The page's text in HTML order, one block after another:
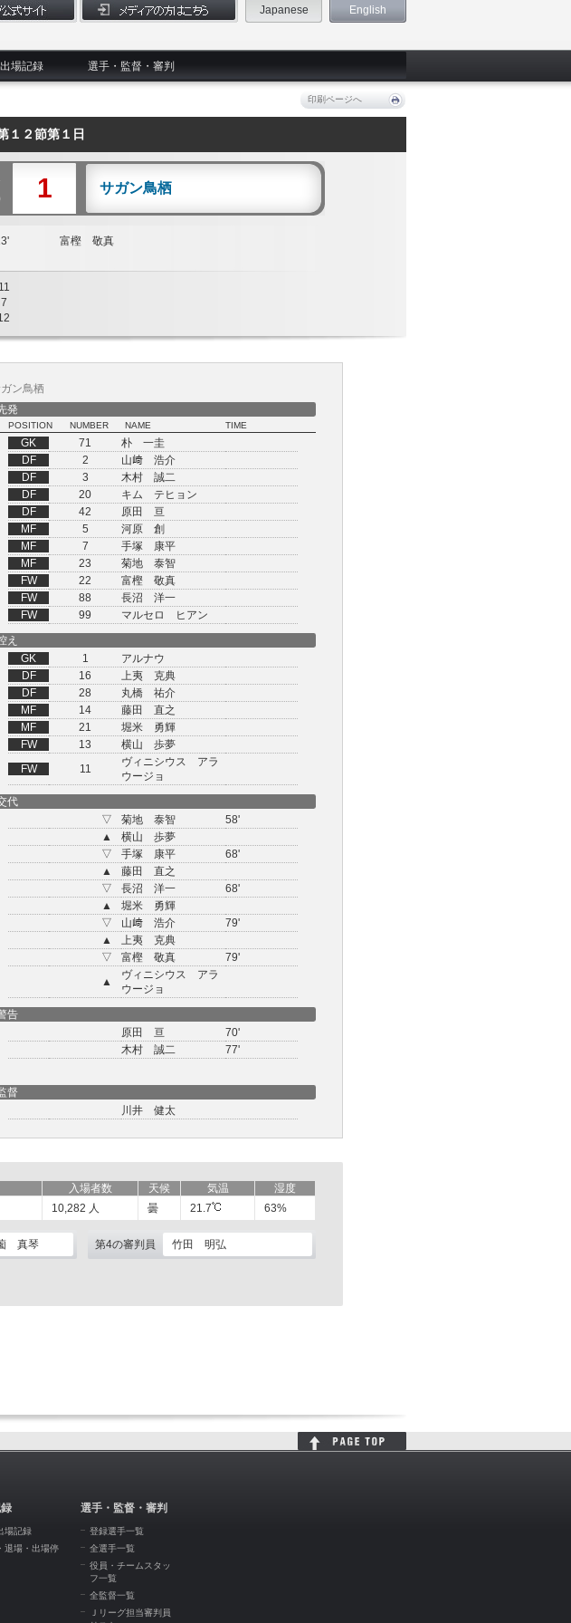
Japanese English
出場記録 選手・監督・審判
印刷ページへ
１２節第１日
1 サガン鳥栖
富樫 敬真
11
7
ン鳥栖
発
POSITION NUMBER NAME TIME
GK 71
朴 一圭
DF
2
山﨑 浩介
DF
3
木村 誠二
DF
20
キム テヒョン
DF
42
原田 亘
MF
5
河原 創
MF
7
手塚 康平
MF
23
菊地 泰智
FW
22
富樫 敬真
FW
88
長沼 洋一
FW
99
マルセロ ヒアン
え
GK
1
アルナウ
DF
16
上夷 克典
DF
28
丸橋 祐介
MF
14
藤田 直之
MF
21
堀米 勇輝
FW
13
横山 歩夢
FW
11
ヴィニシウス アラ
ウージョ
代
▽
菊地 泰智
58'
▲
横山 歩夢
▽
手塚 康平
68'
▲
藤田 直之
▽
長沼 洋一
68'
▲
堀米 勇輝
▽
山﨑 浩介
79'
▲
上夷 克典
▽
富樫 敬真
79'
▲
ヴィニシウス アラ
ウージョ
告
原田 亘
70'
木村 誠二
77'
督
川井 健太
入場者数 天候 気温
湿度
10,282 人 曇 21.7 63%
真琴 第4の審判員 竹田 明弘
場記録
退場・出場停
選手・監督・審判
登録選手一覧
全選手一覧
役員・チームスタッ
フ一覧
全監督一覧
Ｊリーグ担当審判員